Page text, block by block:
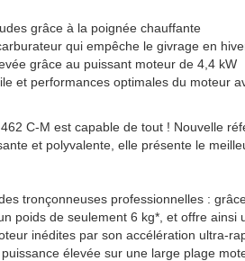
grâce à la poignée chauffante
qui empêche le givrage en
grâce au puissant moteur de 4,4 kW
et performances optimales du moteur
C-M est capable de tout ! Nouvelle
et polyvalente, elle présente le
tronçonneuses professionnelles :
poids de seulement 6 kg*, et offre ainsi
inédites par son accélération ultra-
élevée sur une large plage